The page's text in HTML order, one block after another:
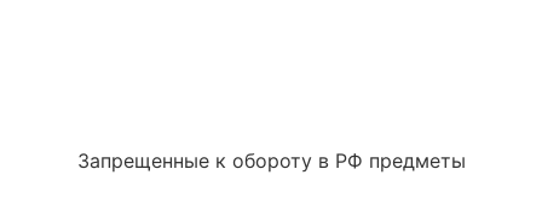
Запрещенные к обороту в РФ предметы